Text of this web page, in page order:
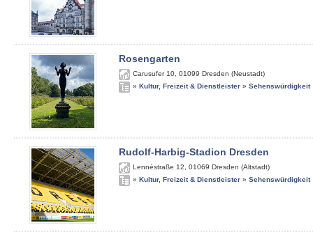
Rosengarten
Carusufer 10 01099 Dresden (Neustadt)
» Kultur, Freizeit & Dienstleister » Sehenswürdigkeit
Rudolf-Harbig-Stadion Dresden
Lennéstraße 12 01069 Dresden (Altstadt)
» Kultur, Freizeit & Dienstleister » Sehenswürdigkeit